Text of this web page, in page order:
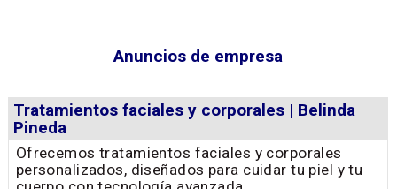
Anuncios de empresa
Tratamientos faciales y corporales | Belinda
Pineda
Ofrecemos tratamientos faciales y corporales
personalizados, diseñados para cuidar tu piel y tu